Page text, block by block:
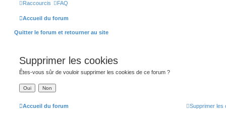
Raccourcis FAQ
Accueil du forum
Quitter le forum et retourner au site
Supprimer les cookies
Êtes-vous sûr de vouloir supprimer les cookies de ce forum ?
Accueil du forum Supprimer les